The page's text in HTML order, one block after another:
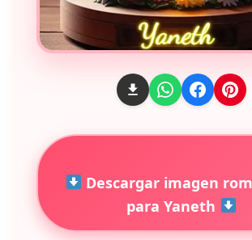
Descargar imagen
para Yaneth